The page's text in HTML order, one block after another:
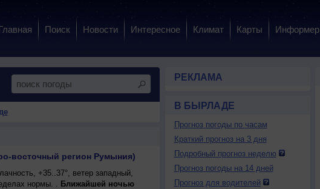
Поиск Новости Интересное Климат Карты Информер
восточный регион Румыния)
+35..37°, ветер западный,
нормы. . Ближайшей ночью
РЕКЛАМА
В БЫРЛАДЕ
Прогноз погоды по часам
Краткий прогноз на 3 дня
Подробный прогноз неделю
Прогноз погоды на 14 дней
Прогноз для водителей